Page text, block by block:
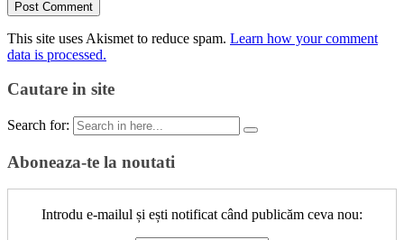
This site uses Akismet to reduce spam. Learn how your comment
data is processed.
Cautare in site
Search for:
Aboneaza-te la noutati
Introdu e-mailul și ești notificat când publicăm ceva nou: